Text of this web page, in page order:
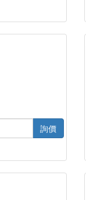
詢價